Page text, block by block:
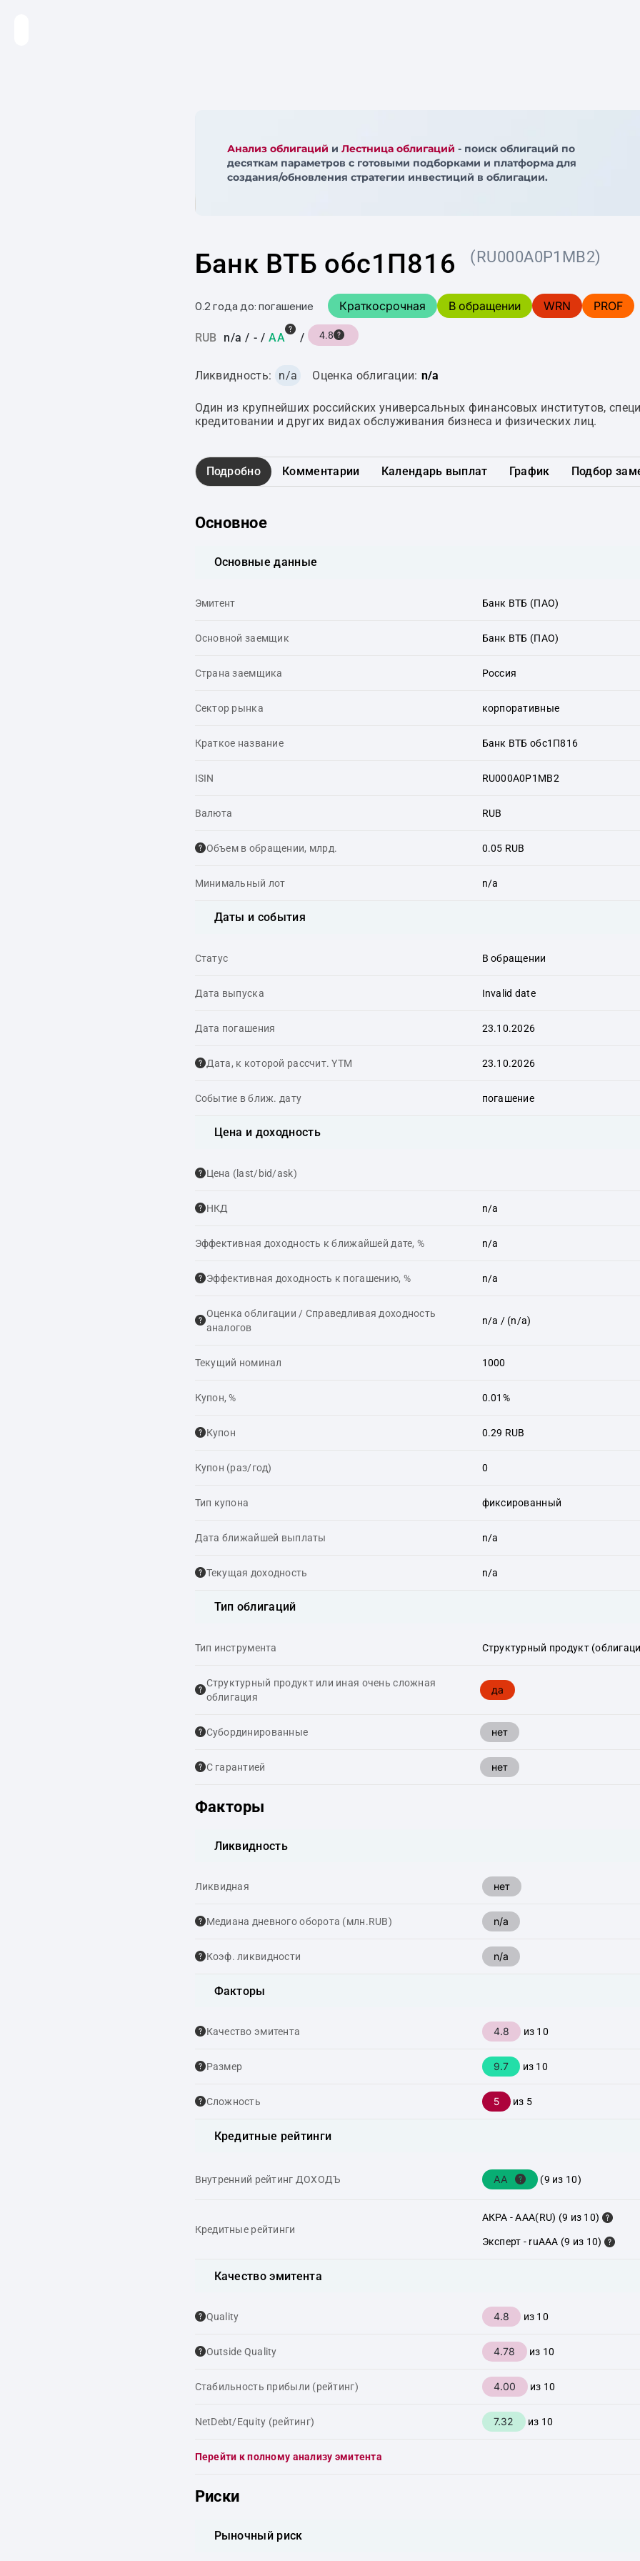
Анализ облигаций и Лестница облигаций - поиск облигаций по
десяткам параметров с готовыми подборками и платформа для
создания/обновления стратегии инвестиций в облигации.
Банк ВТБ обс1П816 (RU000A0P1MB2)
0.2 года до: погашение Краткосрочная В обращении WRN PROF
RUB n/a / - / AA / 4.8
Ликвидность: n/a Оценка облигации: n/a
Один из крупнейших российских универсальных финансовых институтов,
кредитовании и других видах обслуживания бизнеса и физических лиц.
Подробно Комментарии Календарь выплат График Подбор
Основное
Основные данные
Эмитент Банк ВТБ (ПАО)
Основной заемщик Банк ВТБ (ПАО)
Страна заемщика Россия
Сектор рынка корпоративные
Краткое название Банк ВТБ обс1П816
ISIN RU000A0P1MB2
Валюта RUB
Объем в обращении, млрд. 0.05 RUB
Минимальный лот n/a
Даты и события
Статус В обращении
Дата выпуска Invalid date
Дата погашения 23.10.2026
Дата, к которой рассчит. YTM 23.10.2026
Событие в ближ. дату погашение
Цена и доходность
Цена (last/bid/ask)
НКД n/a
Эффективная доходность к ближайшей дате, % n/a
Эффективная доходность к погашению, % n/a
Оценка облигации / Справедливая доходность
аналогов
n/a / (n/a)
Текущий номинал 1000
Купон, % 0.01%
Купон 0.29 RUB
Купон (раз/год) 0
Тип купона фиксированный
Дата ближайшей выплаты n/a
Текущая доходность n/a
Тип облигаций
Тип инструмента Структурный продукт
Структурный продукт или иная очень сложная
облигация
да
Cубординированные нет
С гарантией нет
Факторы
Ликвидность
Ликвидная нет
Медиана дневного оборота (млн.RUB) n/a
Коэф. ликвидности n/a
Факторы
Качество эмитента 4.8 из 10
Размер 9.7 из 10
Сложность 5 из 5
Кредитные рейтинги
Внутренний рейтинг ДОХОДЪ AA (9 из 10)
Кредитные рейтинги
АКРА - AAA(RU) (9 из 10)
Эксперт - ruAAA (9 из 10)
Качество эмитента
Quality 4.8 из 10
Outside Quality 4.78 из 10
Стабильность прибыли (рейтинг) 4.00 из 10
NetDebt/Equity (рейтинг) 7.32 из 10
Перейти к полному анализу эмитента
Риски
Рыночный риск